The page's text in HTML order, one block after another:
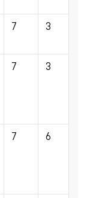
7 3
7 3
7 6